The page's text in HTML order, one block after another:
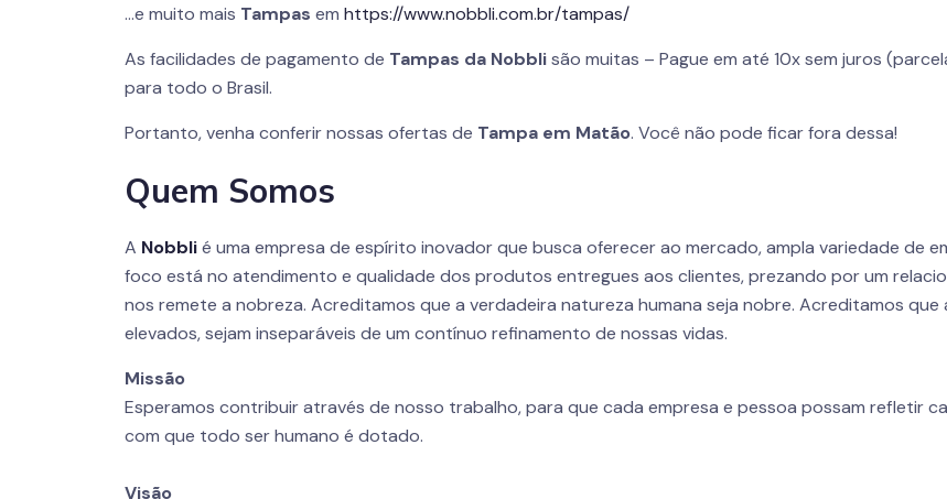
…e muito mais Tampas emhttps://www.nobbli.com.br/tampas/
As facilidades de pagamento de Tampas da Nobblisão muitas – Pague em até 10x sem juros
para todo o Brasil.
Portanto, venha conferir nossas ofertas de Tampa em Matão. Você não pode ficar fora dessa!
Quem Somos
A Nobblié uma empresa de espírito inovador que busca oferecer ao mercado, ampla variedade de
foco está no atendimento e qualidade dos produtos entregues aos clientes, prezando por um
nos remete a nobreza. Acreditamos que a verdadeira natureza humana seja nobre. Acreditamos
elevados, sejam inseparáveis de um contínuo refinamento de nossas vidas.
Missão
Esperamos contribuir através de nosso trabalho, para que cada empresa e pessoa possam refletir
com que todo ser humano é dotado.
Visão